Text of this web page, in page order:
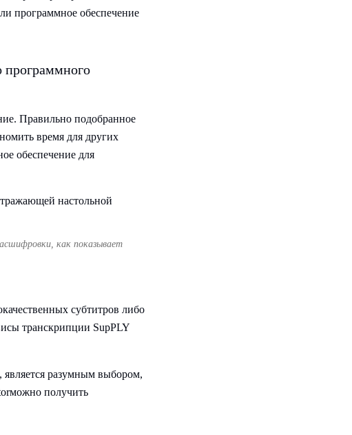
программное обеспечение
программного
Правильно подобранное
время для других
обеспечение для
как показывает
субтитров либо
транскрипции SupPLY
разумным выбором,
получить